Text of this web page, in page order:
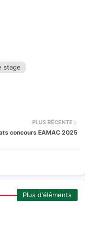
stage
PLUS RÉCENTE
concours EAMAC 2025
Plus d'éléments